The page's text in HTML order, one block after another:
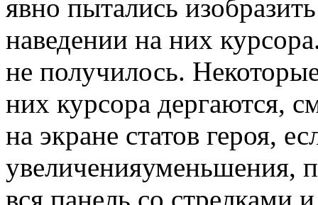
явно пытались
наведении на них
не получилось.
них курсора дергаются,
на экране статов героя,
увеличенияуменьшения,
вся панель со